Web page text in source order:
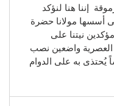
إننا هنا لنؤكد
أسسها مولانا حضرة
نيتنا على
العصرية واضعين نصب
يُحتذى به على الدوام